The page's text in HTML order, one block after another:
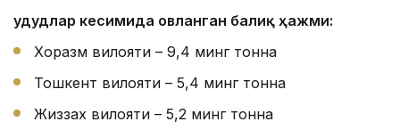
Ҳудудлар кесимида овланган балиқ ҳажми:
Хоразм вилояти – 9,4 минг тонна
Тошкент вилояти – 5,4 минг тонна
Жиззах вилояти – 5,2 минг тонна